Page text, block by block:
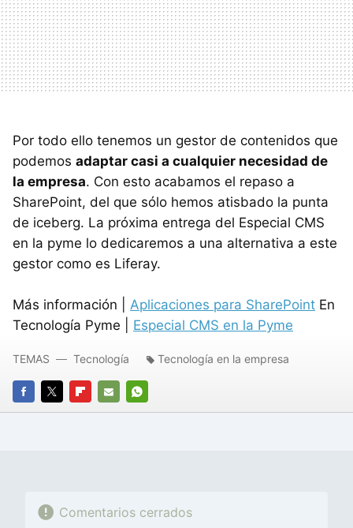
Por todo ello tenemos un gestor de contenidos que
podemos adaptar casi a cualquier necesidad de
la empresa. Con esto acabamos el repaso a
SharePoint, del que sólo hemos atisbado la punta
de iceberg. La próxima entrega del Especial CMS
en la pyme lo dedicaremos a una alternativa a este
gestor como es Liferay.
Más información | Aplicaciones para SharePoint En
Tecnología Pyme | Especial CMS en la Pyme
FACEBOOK
TWITTERFLIPBOARD
E-
WHATSAPP
TEMAS Tecnología Tecnología en la empresa
Comentarios cerrados